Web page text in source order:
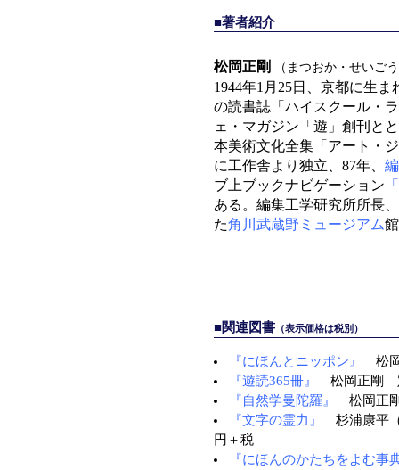
■著者紹介
松岡正剛 （まつおか・せいご
1944年1月25日、京都に生
の読書誌「ハイスクール・
ェ・マガジン「遊」創刊と
本美術文化全集「アート・
に工作舎より独立、87年、
ブ上ブックナビゲーション
ある。編集工学研究所所長
た角川武蔵野ミュージアム
■関連図書 （表示価格は税別）
『にほんとニッポン』
松
『遊読365冊』
松岡正剛
『自然学曼陀羅』
松岡正
『文字の霊力』
杉浦康平
円＋税
『にほんのかたちをよむ事